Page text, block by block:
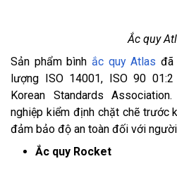
Ắc quy
Sản phẩm bình ắc quy Atlas đã
lượng ISO 14001, ISO 90
Korean Standards
nghiệp kiểm định chặt chẽ trước
đảm bảo độ an toàn đối với
Ắc quy Rocket